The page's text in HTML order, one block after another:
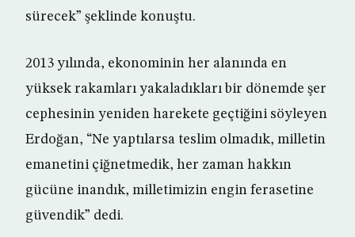
sürecek” şeklinde konuştu.
2013 yılında, ekonominin her alanında en
yüksek rakamları yakaladıkları bir dönemde şer
cephesinin yeniden harekete geçtiğini söyleyen
Erdoğan, “Ne yaptılarsa teslim olmadık, milletin
emanetini çiğnetmedik, her zaman hakkın
gücüne inandık, milletimizin engin ferasetine
güvendik” dedi.